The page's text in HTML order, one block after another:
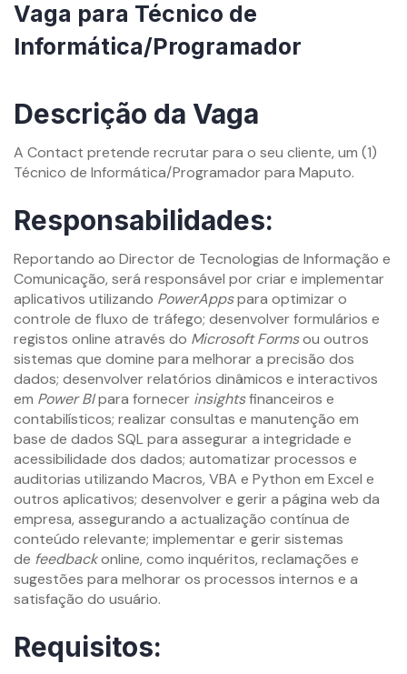
Vaga para Técnico de
Informática/Programador
Descrição da Vaga
A Contact pretende recrutar para o seu cliente, um (1)
Técnico de Informática/Programador para Maputo.
Responsabilidades:
Reportando ao Director de Tecnologias de Informação e
Comunicação, será responsável por criar e implementar
aplicativos utilizando PowerAppspara optimizar o
controle de fluxo de tráfego; desenvolver formulários e
registos online através do Microsoft Formsou outros
sistemas que domine para melhorar a precisão dos
dados; desenvolver relatórios dinâmicos e interactivos
em Power BIpara fornecer insightsfinanceiros e
contabilísticos; realizar consultas e manutenção em
base de dados SQL para assegurar a integridade e
acessibilidade dos dados; automatizar processos e
auditorias utilizando Macros, VBA e Python em Excel e
outros aplicativos; desenvolver e gerir a página web da
empresa, assegurando a actualização contínua de
conteúdo relevante; implementar e gerir sistemas
de feedbackonline, como inquéritos, reclamações e
sugestões para melhorar os processos internos e a
satisfação do usuário.
Requisitos: